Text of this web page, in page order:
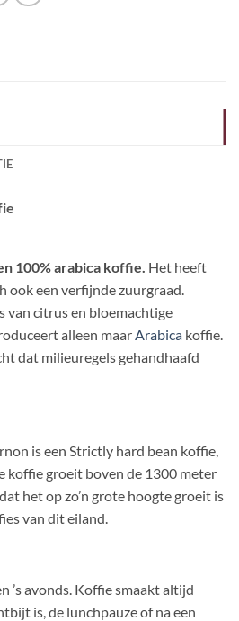
100% arabica koffie. Het heeft
ook een verfijnde zuurgraad.
van citrus en bloemachtige
alleen maarArabica koffie.
dat milieuregels gehandhaafd
is een Strictly hard bean koffie,
koffie groeit boven de 1300 meter
het op zo’n grote hoogte groeit is
van dit eiland.
’s avonds. Koffie smaakt altijd
is, de lunchpauze of na een